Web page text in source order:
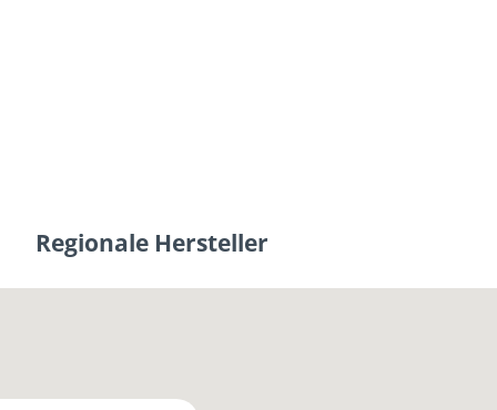
Regionale Hersteller